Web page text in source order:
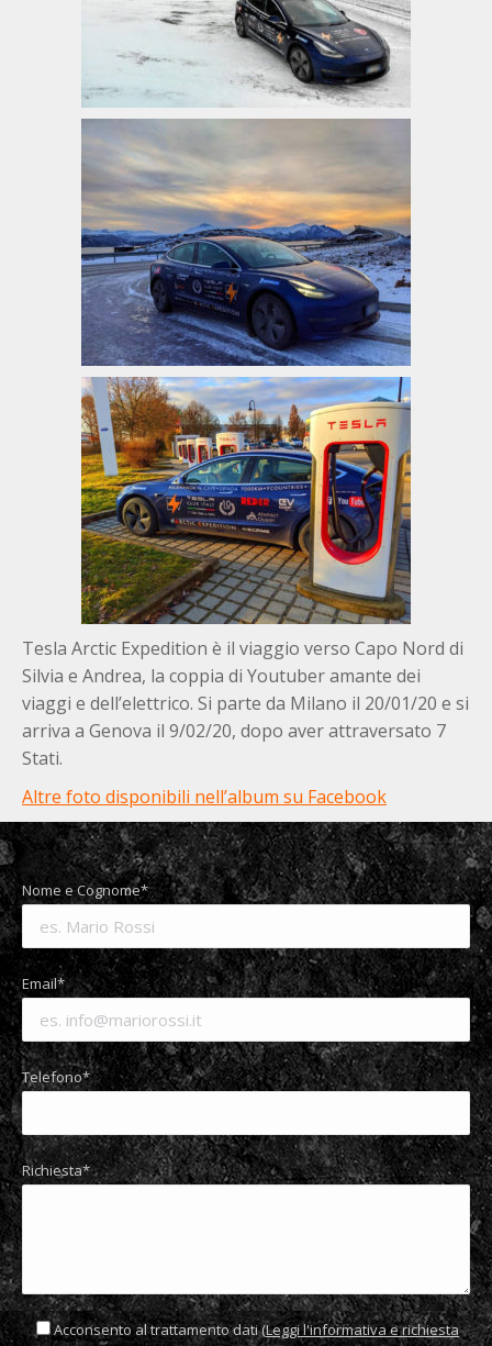
Tesla Arctic Expedition è il viaggio verso Capo Nord di
Silvia e Andrea, la coppia di Youtuber amante dei
viaggi e dell’elettrico. Si parte da Milano il 20/01/20 e si
arriva a Genova il 9/02/20, dopo aver attraversato 7
Stati.
Altre foto disponibili nell’album su Facebook
Nome e Cognome*
Email*
Telefono*
Richiesta*
Acconsento al trattamento dati (Leggi l'informativa e richiesta